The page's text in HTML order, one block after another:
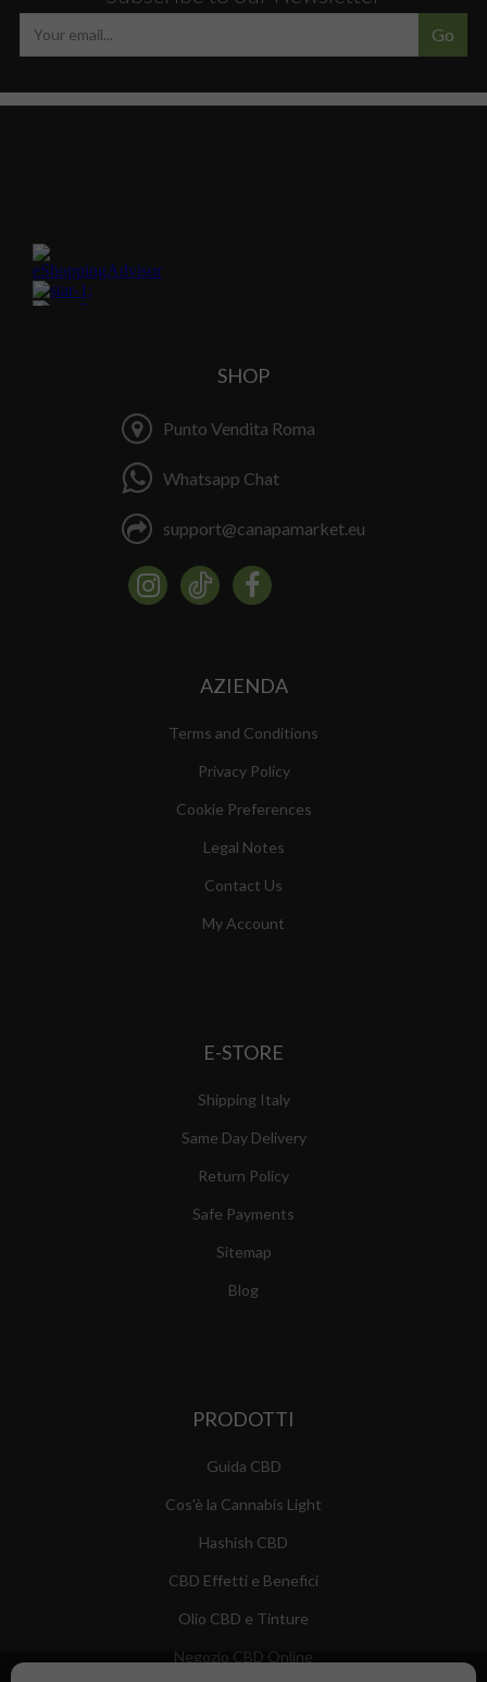
Go
SHOP
Punto Vendita Roma
Whatsapp Chat
support@canapamarket.eu
AZIENDA
Terms and Conditions
Privacy Policy
Cookie Preferences
Legal Notes
Contact Us
My Account
E-STORE
Shipping Italy
Same Day Delivery
Return Policy
Safe Payments
Sitemap
Blog
PRODOTTI
Guida CBD
Cos'è la Cannabis Light
Hashish CBD
CBD Effetti e Benefici
Olio CBD e Tinture
Negozio CBD Online